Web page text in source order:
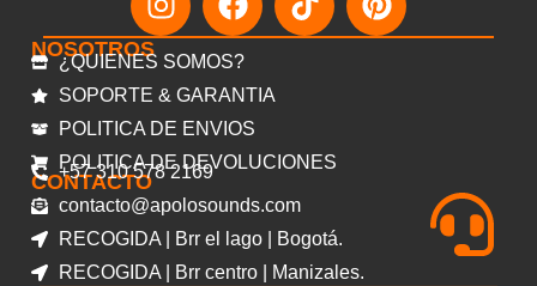
NOSOTROS
¿QUIENES SOMOS?
SOPORTE & GARANTIA
POLITICA DE ENVIOS
POLITICA DE DEVOLUCIONES
CONTACTO
+57 310 578 2169
contacto@apolosounds.com
RECOGIDA | Brr el lago | Bogotá.
RECOGIDA | Brr centro | Manizales.